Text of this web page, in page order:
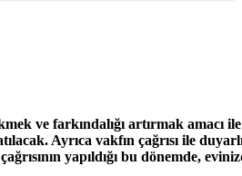
ve farkındalığı artırmak amacı
Ayrıca vakfın çağrısı ile
yapıldığı bu dönemde,